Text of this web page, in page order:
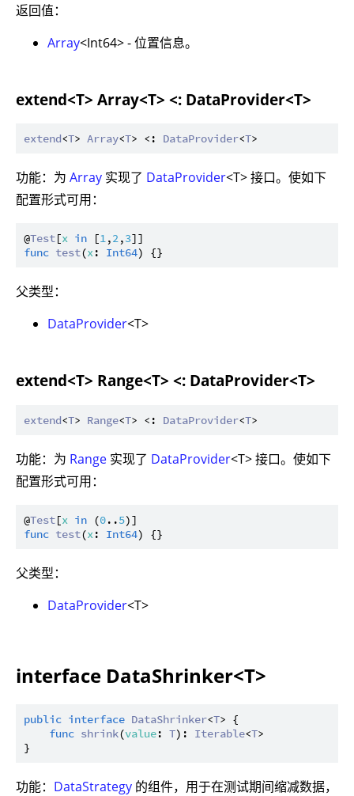
返回值：
Array<Int64> - 位置信息。
extend<T> Array<T> <: DataProvider<T>
extend<T> Array<T> <: DataProvider<T
功能：为 Array 实现了 DataProvider<T> 接口。使如下
配置形式可用：
@Test[x in [1,2,3
func test(x: Int64
父类型：
DataProvider<T>
extend<T> Range<T> <: DataProvider<T>
extend<T> Range<T> <: DataProvider<T
功能：为 Range 实现了 DataProvider<T> 接口。使如下
配置形式可用：
@Test[x in (0..5
func test(x: Int64
父类型：
DataProvider<T>
interface DataShrinker<T>
public interface DataShrinker<T> {
func shrink(value: T): Iterable<T>
功能： DataStrategy 的组件，用于在测试期间缩减数据，